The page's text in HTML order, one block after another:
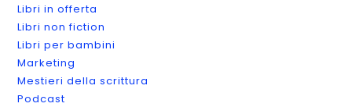
Libri in offerta
Libri non fiction
Libri per bambini
Marketing
Mestieri della scrittura
Podcast